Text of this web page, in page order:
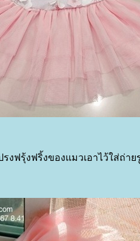
งฟรุ้งฟริ้งของแมวเอาไว้ใส่ถ่าย